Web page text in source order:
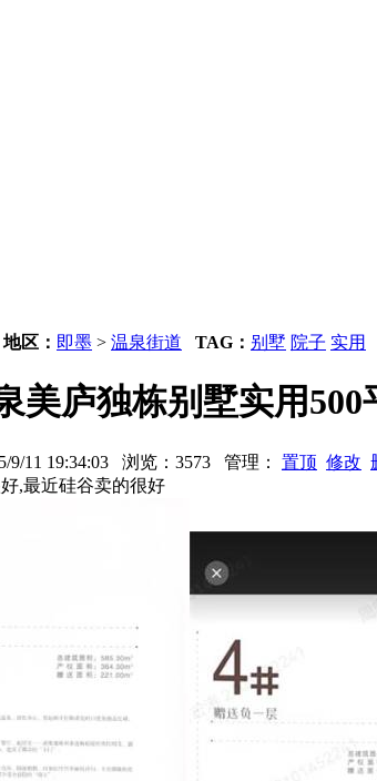
地区： 即墨 > 温泉街道 TAG： 别墅 院子 实用
美庐独栋别墅实用500
9/11 19:34:03 浏览：3573 管理： 置顶 修改
,最近硅谷卖的很好